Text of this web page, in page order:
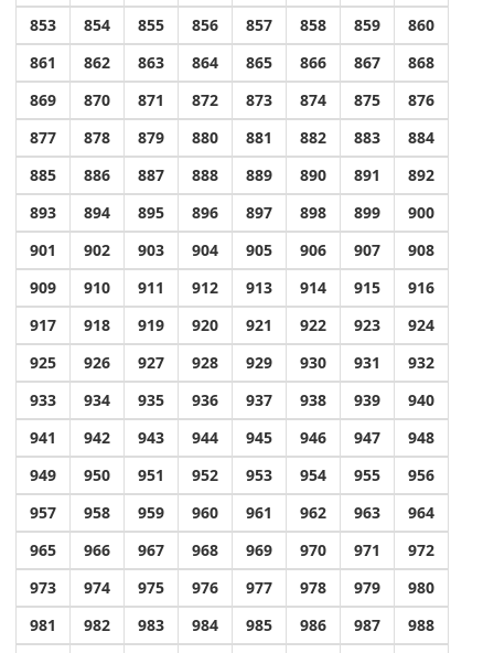
853
854 855 856 857 858 859
860
861
862 863 864 865 866 867
868
869
870 871 872 873 874 875
876
877
878 879 880 881 882 883
884
885
886 887 888 889 890 891
892
893
894 895 896 897 898 899
900
901
902 903 904 905 906 907
908
909
910 911 912 913 914 915
916
917
918 919 920 921 922 923
924
925
926 927 928 929 930 931
932
933
934 935 936 937 938 939
940
941
942 943 944 945 946 947
948
949
950 951 952 953 954 955
956
957
958 959 960 961 962 963
964
965
966 967 968 969 970 971
972
973
974 975 976 977 978 979
980
981
982 983 984 985 986 987
988